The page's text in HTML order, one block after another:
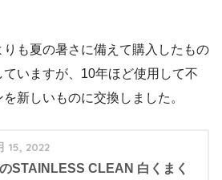
も夏の暑さに備えて購入したもの
いますが、10年ほど使用して不
新しいものに交換しました。
15, 2022
STAINLESS CLEAN 白くまく